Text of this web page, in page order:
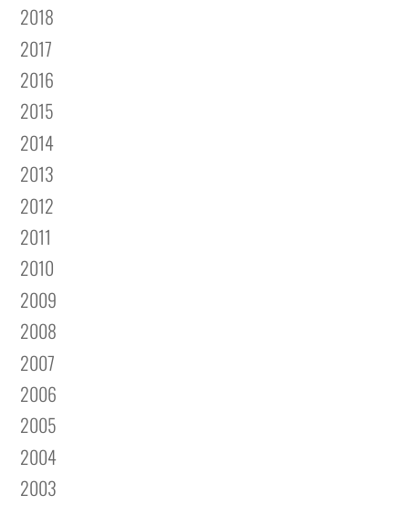
2018
2017
2016
2015
2014
2013
2012
2011
2010
2009
2008
2007
2006
2005
2004
2003